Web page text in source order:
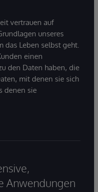
vertrauen auf
unseres
das Leben selbst geht.
einen
den Daten haben, die
mit denen sie sich
denen sie
Anwendungen